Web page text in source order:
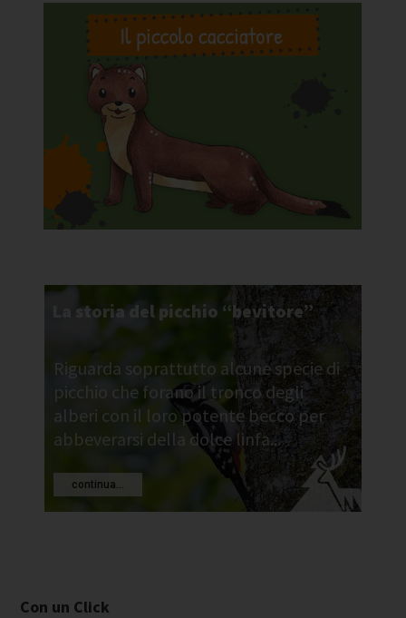
La storia del picchio “bevitore”
Riguarda soprattutto alcune specie di
picchio che forano il tronco degli
alberi con il loro potente becco per
abbeverarsi della dolce linfa...
continua...
Con un Click